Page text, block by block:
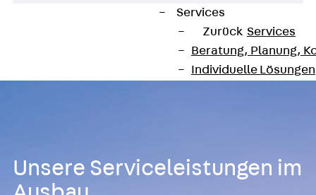
Services
Zurück Services
Beratung, Planung,
Individuelle Lösungen
Zurück Produkte
Unsere Serviceleistungen im